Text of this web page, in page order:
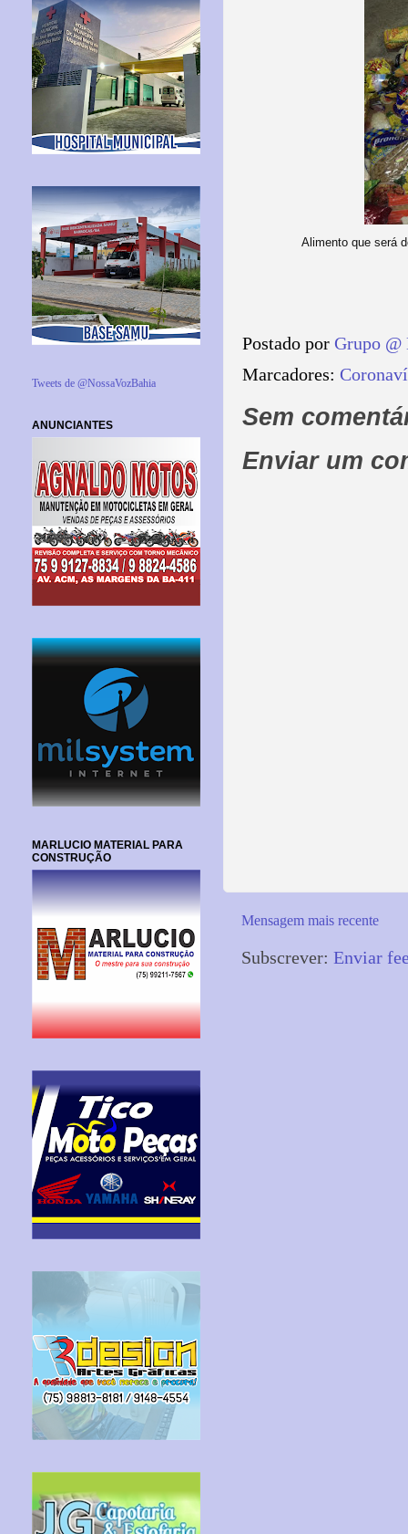
Alimento que será
Postado por Grupo @
Marcadores:
Sem
Enviar um
Mensagem mais recente
Subscrever: Enviar
Tweets de @NossaVozBahia
ANUNCIANTES
MARLUCIO MATERIAL PARA
CONSTRUÇÃO